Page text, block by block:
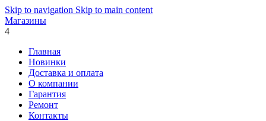
Skip to navigation Skip to main content
Магазины
4
Главная
Новинки
Доставка и оплата
О компании
Гарантия
Ремонт
Контакты